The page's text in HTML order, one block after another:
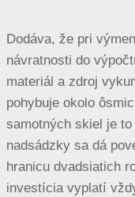
Dodáva, že pri
návratnosti do
materiál a zdroj
pohybuje okolo
samotných skiel je
nadsádzky sa dá
hranicu dvadsiatich
investícia vyplatí